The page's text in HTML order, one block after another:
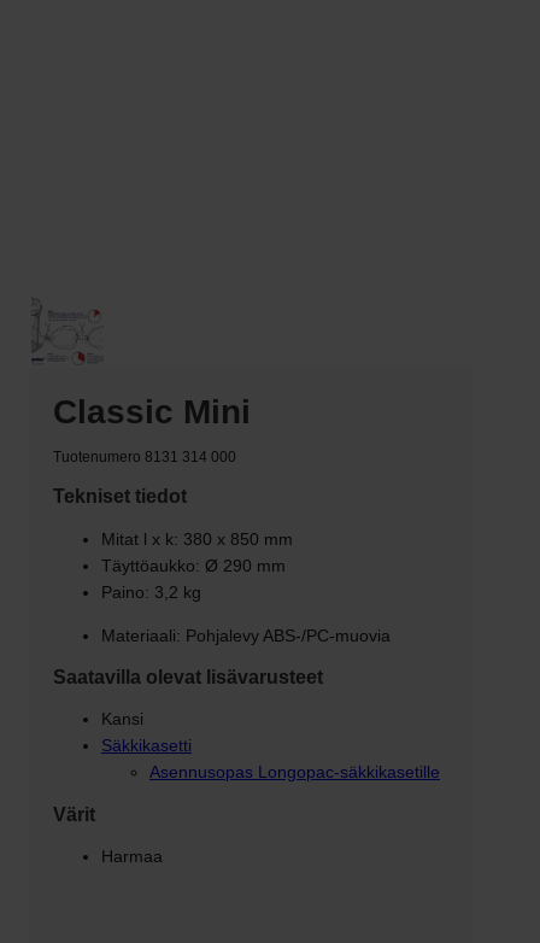
Classic Mini
Tuotenumero 8131 314 000
Tekniset tiedot
Mitat l x k: 380 x 850 mm
Täyttöaukko: Ø 290 mm
Paino: 3,2 kg
Materiaali: Pohjalevy ABS-/PC-muovia
Saatavilla olevat lisävarusteet
Kansi
Säkkikasetti
Asennusopas Longopac-säkkikasetille
Värit
Harmaa